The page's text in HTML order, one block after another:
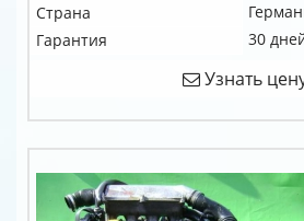
Страна
Гарантия
30
Узнать